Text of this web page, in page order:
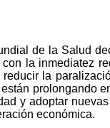
de la Salud
la inmediatez
la
prolongando
y adoptar
económica.